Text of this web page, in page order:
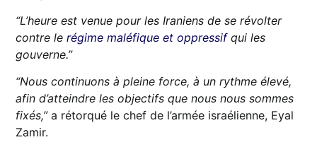
“L’heure est venue pour les Iraniens de se révolter
contre lerégime maléfique et oppressifqui les
gouverne.”
“Nous continuons à pleine force, à un rythme élevé,
afin d’atteindre les objectifs que nous nous sommes
fixés,”a rétorqué le chef de l’armée israélienne, Eyal
Zamir.